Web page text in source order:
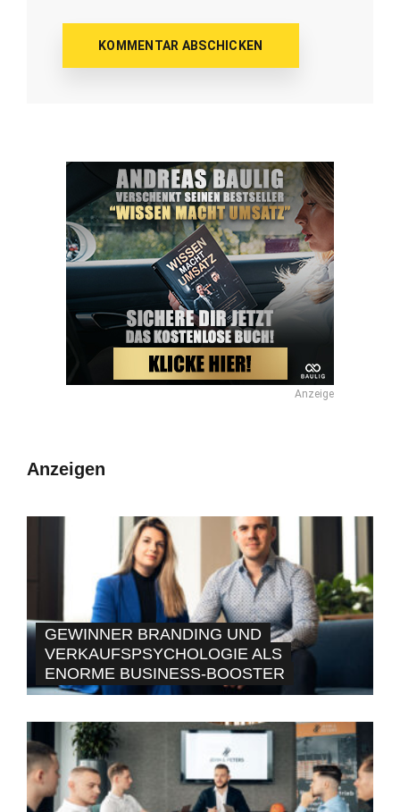
Anzeige
Anzeigen
GEWINNER BRANDING UND
VERKAUFSPSYCHOLOGIE ALS
ENORME BUSINESS-BOOSTER